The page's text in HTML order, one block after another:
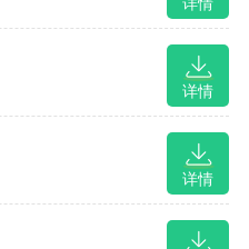
详情
详情
详情